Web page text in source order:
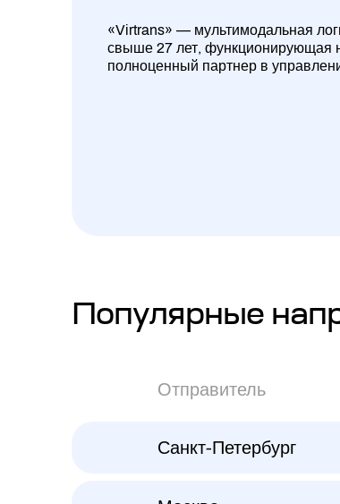
«Virtrans» — мультимодальная
свыше 27 лет, функционирующая
полноценный партнер в
Популярные
Отправитель
Санкт-Петербург